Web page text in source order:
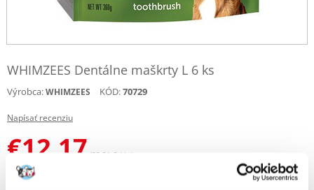
WHIMZEES Dentálne maškrty L 6 ks
Výrobca:WHIMZEES KÓD:70729
Napísať recenziu
€12.17 (33.81 € / kg)
ODOSIELAME DO 48HODÍN